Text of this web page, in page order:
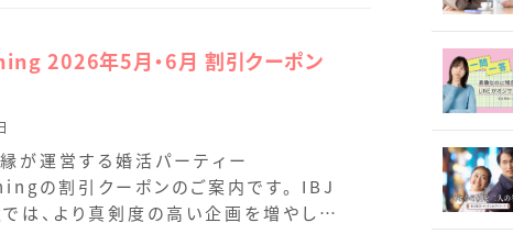
2026年5月・6月 割引クーポン
が運営する婚活パーティー
の割引クーポンのご案内です。 IBJ
、より真剣度の高い企画を増やして